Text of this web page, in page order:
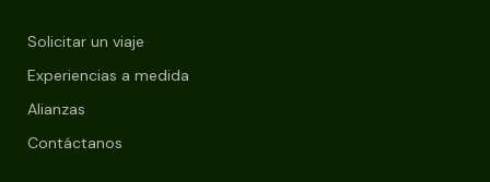
Solicitar un viaje
Experiencias a medida
Alianzas
Contáctanos